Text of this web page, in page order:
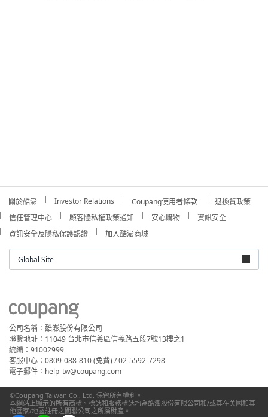
關於酷澎 Investor Relations Coupang使用者條款
退換貨政策
信任管理中心
顧客隱私權政策通知 安心購物
資訊安全
資訊安全及隱私保護認證
加入酷澎商城
Global Site
公司名稱：酷澎股份有限公司
聯繫地址：11049 台北市信義區信義路五段7號13樓之1
統編：91002999
客服中心：0809-088-810 (免費) / 02-5592-7298
電子郵件：help_tw@coupang.com
©Coupang Taiwan Co., Ltd. 保留所有權利。
本網站上顯示的所有商標、標誌和服務標誌均為酷澎股份有限公司和/或其在美國和其
他國家/地區註冊之關聯公司之所屬財產。